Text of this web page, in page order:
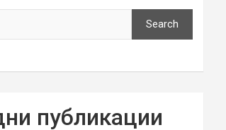
Search
публикации